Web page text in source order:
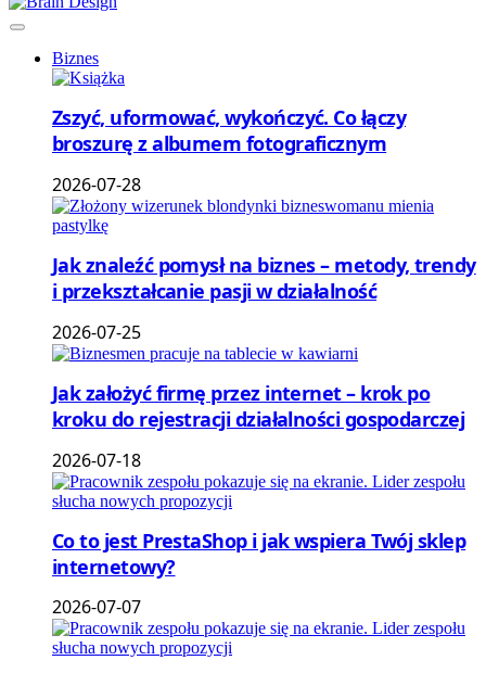
Biznes
Zszyć, uformować, wykończyć. Co łączy
broszurę z albumem fotograficznym
2026-07-28
Jak znaleźć pomysł na biznes – metody, trendy
i przekształcanie pasji w działalność
2026-07-25
Jak założyć firmę przez internet – krok po
kroku do rejestracji działalności gospodarczej
2026-07-18
Co to jest PrestaShop i jak wspiera Twój sklep
internetowy?
2026-07-07